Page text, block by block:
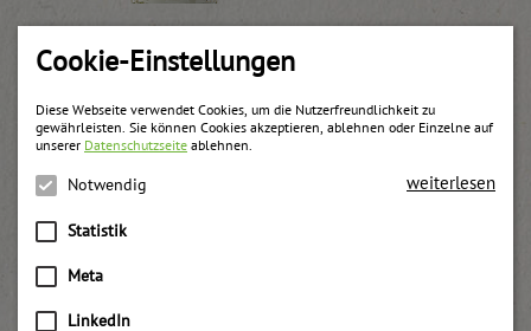
Cookie-Einstellungen
Diese Webseite verwendet Cookies, um die Nutzerfreundlichkeit zu
gewährleisten. Sie können Cookies akzeptieren, ablehnen oder Einzelne auf
unserer Datenschutzseite ablehnen.
Notwendig
Statistik
Meta
LinkedIn
weiterlesen
weitere Informationen